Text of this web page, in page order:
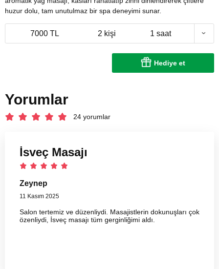
huzur dolu, tam unutulmaz bir spa deneyimi sunar.
7000 TL 2 kişi 1 saat
Hediye et
Yorumlar
24 yorumlar
İsveç Masajı
Zeynep
11 Kasım 2025
Salon tertemiz ve düzenliydi. Masajistlerin dokunuşları çok
özenliydi, İsveç masajı tüm gerginliğimi aldı.